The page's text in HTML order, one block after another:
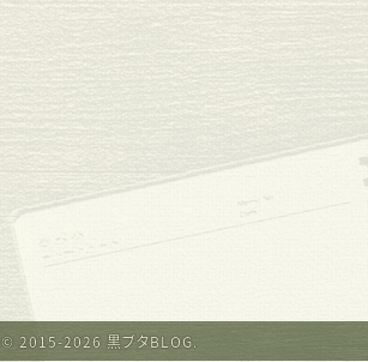
© 2015-2026 黒ブタBLOG.